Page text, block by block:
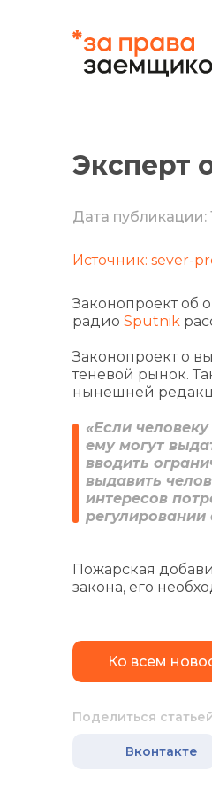
Эксперт
Дата публикации:
Источник: sever-
Законопроект об
радио Sputnik
Законопроект о
теневой рынок.
нынешней
«Если
ему могут
вводить
выдавить
интересов
регулировании
Пожарская
закона, его
Ко всем
Поделиться
Вконтакте